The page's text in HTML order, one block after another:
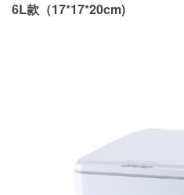
6L款（17*17*20cm)